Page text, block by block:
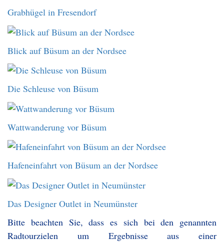
Grabhügel in Fresendorf
Blick auf Büsum an der Nordsee
Die Schleuse von Büsum
Wattwanderung vor Büsum
Hafeneinfahrt von Büsum an der Nordsee
Das Designer Outlet in Neumünster
Bitte beachten Sie, dass es sich bei den genannten
Radtourzielen um Ergebnisse aus einer